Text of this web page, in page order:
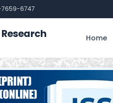
6747
Home